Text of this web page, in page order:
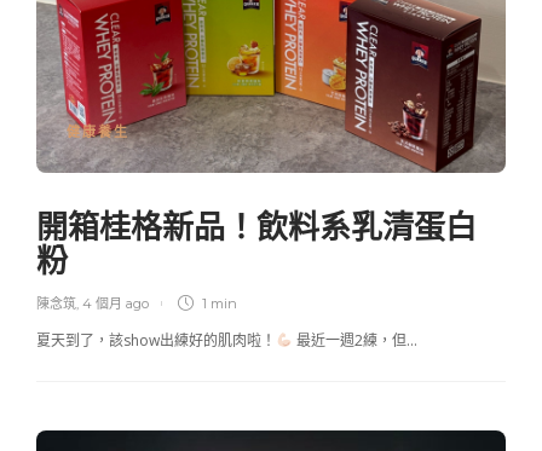
健康養生
開箱桂格新品！飲料系乳清蛋白
粉
陳念筑 4 個月 ago 1 min
夏天到了，該show出練好的肌肉啦！ 最近一週2練，但…